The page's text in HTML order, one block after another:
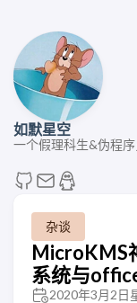
如默星空
一个假理科生&伪程序
杂谈
MicroKMS
系统与
2020年3月2日